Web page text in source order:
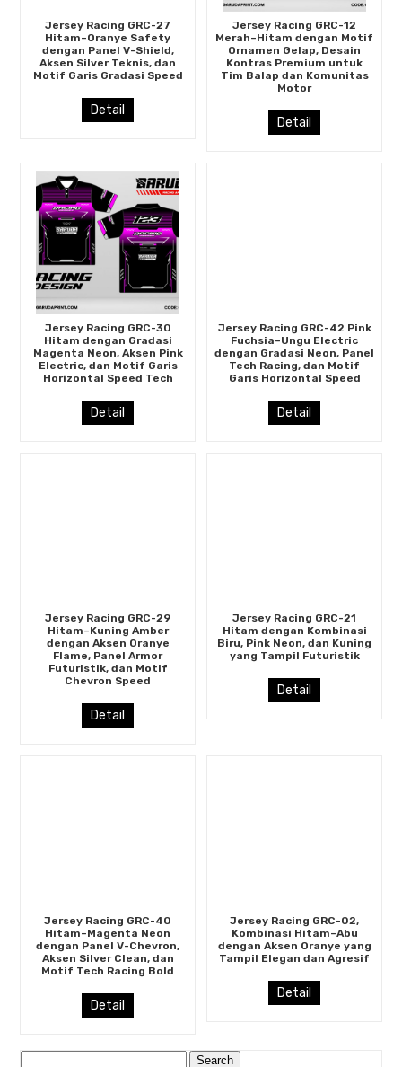
Jersey Racing GRC-27
Hitam–Oranye Safety
dengan Panel V-Shield,
Aksen Silver Teknis, dan
Motif Garis Gradasi Speed
Detail
Jersey Racing GRC-12
Merah–Hitam dengan Motif
Ornamen Gelap, Desain
Kontras Premium untuk
Tim Balap dan Komunitas
Motor
Detail
Jersey Racing GRC-30
Hitam dengan Gradasi
Magenta Neon, Aksen Pink
Electric, dan Motif Garis
Horizontal Speed Tech
Detail
Jersey Racing GRC-42 Pink
Fuchsia–Ungu Electric
dengan Gradasi Neon, Panel
Tech Racing, dan Motif
Garis Horizontal Speed
Detail
Jersey Racing GRC-29
Hitam–Kuning Amber
dengan Aksen Oranye
Flame, Panel Armor
Futuristik, dan Motif
Chevron Speed
Detail
Jersey Racing GRC-21
Hitam dengan Kombinasi
Biru, Pink Neon, dan Kuning
yang Tampil Futuristik
Detail
Jersey Racing GRC-40
Hitam–Magenta Neon
dengan Panel V-Chevron,
Aksen Silver Clean, dan
Motif Tech Racing Bold
Detail
Jersey Racing GRC-02,
Kombinasi Hitam–Abu
dengan Aksen Oranye yang
Tampil Elegan dan Agresif
Detail
Search